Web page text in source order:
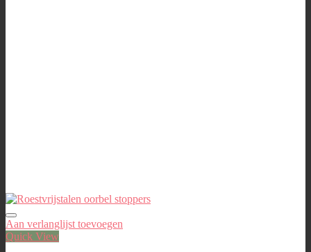
Aan verlanglijst toevoegen
Quick View